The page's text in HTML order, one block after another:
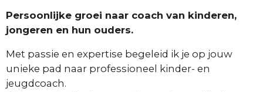
Persoonlijke groei naar coach van kinderen,
jongeren en hun ouders.
Met passie en expertise begeleid ik je op jouw
unieke pad naar professioneel kinder- en
jeugdcoach.